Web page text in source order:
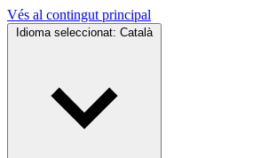
Vés al contingut principal
Idioma seleccionat: Català